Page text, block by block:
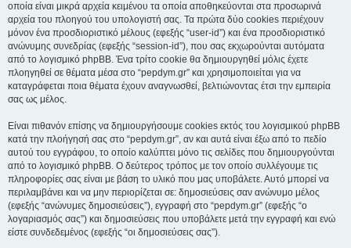
οποία είναι μικρά αρχεία κειμένου τα οποία αποθηκεύονται στα προσωρινά
αρχεία του πλοηγού του υπολογιστή σας. Τα πρώτα δύο cookies περιέχουν
μόνον ένα προσδιοριστικό μέλους (εφεξής “user-id”) και ένα προσδιοριστικό
ανώνυμης συνεδρίας (εφεξής “session-id”), που σας εκχωρούνται αυτόματα
από το λογισμικό phpBB. Ένα τρίτο cookie θα δημιουργηθεί μόλις έχετε
πλοηγηθεί σε θέματα μέσα στο “pepdym.gr” και χρησιμοποιείται για να
καταγράφεται ποια θέματα έχουν αναγνωσθεί, βελτιώνοντας έτσι την εμπειρία
σας ως μέλος.
Είναι πιθανόν επίσης να δημιουργήσουμε cookies εκτός του λογισμικού phpBB
κατά την πλοήγησή σας στο “pepdym.gr”, αν και αυτά είναι έξω από το πεδίο
αυτού του εγγράφου, το οποίο καλύπτει μόνο τις σελίδες που δημιουργούνται
από το λογισμικό phpBB. Ο δεύτερος τρόπος με τον οποίο συλλέγουμε τις
πληροφορίες σας είναι με βάση το υλικό που μας υποβάλετε. Αυτό μπορεί να
περιλαμβάνει και να μην περιορίζεται σε: δημοσιεύσεις σαν ανώνυμο μέλος
(εφεξής “ανώνυμες δημοσιεύσεις”), εγγραφή στο “pepdym.gr” (εφεξής “ο
λογαριασμός σας”) και δημοσιεύσεις που υποβάλετε μετά την εγγραφή και ενώ
είστε συνδεδεμένος (εφεξής “οι δημοσιεύσεις σας”).